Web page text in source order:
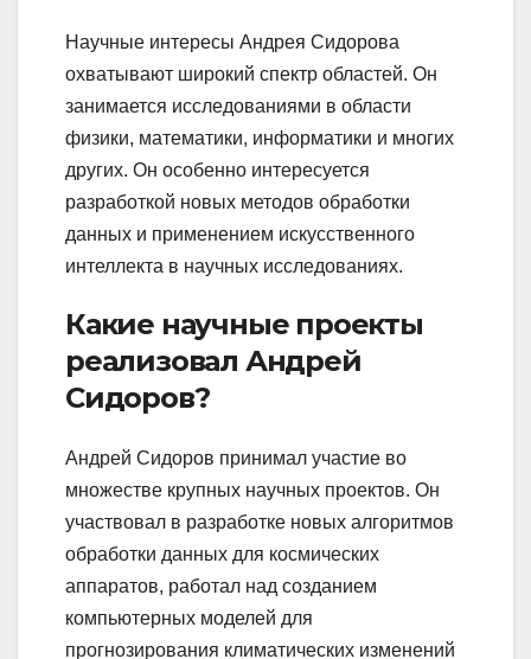
Научные интересы Андрея Сидорова
охватывают широкий спектр областей. Он
занимается исследованиями в области
физики, математики, информатики и многих
других. Он особенно интересуется
разработкой новых методов обработки
данных и применением искусственного
интеллекта в научных исследованиях.
Какие научные проекты
реализовал Андрей
Сидоров?
Андрей Сидоров принимал участие во
множестве крупных научных проектов. Он
участвовал в разработке новых алгоритмов
обработки данных для космических
аппаратов, работал над созданием
компьютерных моделей для
прогнозирования климатических изменений